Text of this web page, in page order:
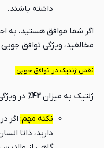
داشته باشند.
اگر شما موافق هستید، به
مخالفید، ویژگی توافق
نقش ژنتیک در توافق جویی:
ژنتیک به میزان 42% در
نکته مهم: اگر
دارید، ذاتا